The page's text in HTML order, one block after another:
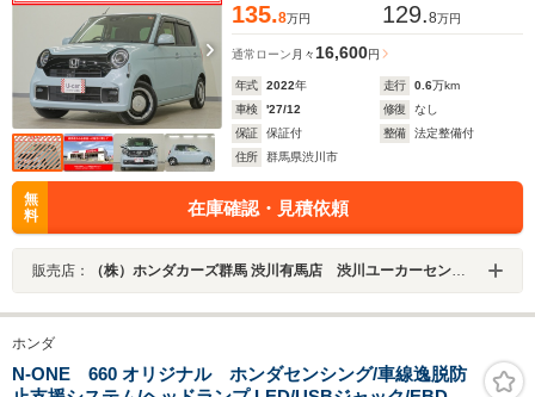
135.8万円 129.8万円
通常ローン 月々16,600円
年式 2022年 走行 0.6万km
車検
'27/12 修復
なし
保証
保証付 整備
法定整備付
住所
群馬県渋川市
無
料
在庫確認・見積依頼
販売店： （株）ホンダカーズ群馬 渋川有馬店 渋川ユーカーセンター
ホンダ
N-ONE 660 オリジナル ホンダセンシング/車線逸脱防